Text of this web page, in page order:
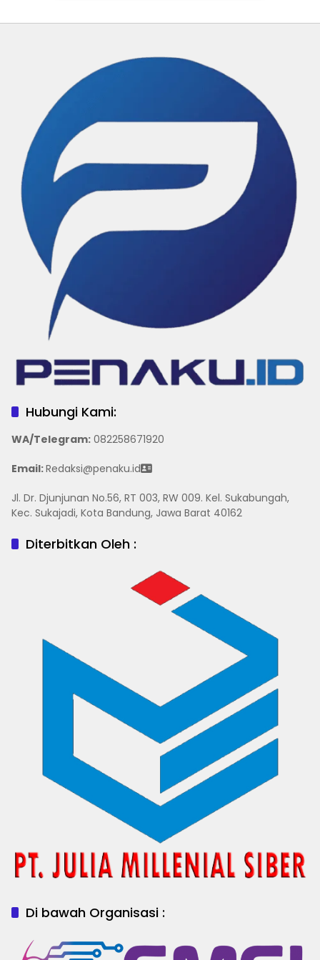
Hubungi Kami:
WA/Telegram: 082258671920
Email:Redaksi@penaku.id
Jl. Dr. Djunjunan No.56, RT 003, RW 009. Kel. Sukabungah,
Kec. Sukajadi, Kota Bandung, Jawa Barat 40162
Diterbitkan Oleh :
Di bawah Organisasi :